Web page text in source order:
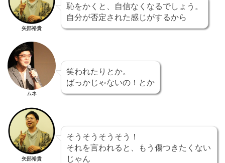
矢部裕貴
恥をかくと、自信なくなるでしょう。
自分が否定された感じがするから
ムネ
笑われたりとか。
ばっかじゃないの！とか
矢部裕貴
そうそうそうそう！
それを言われると、もう傷つきたくない
じゃん